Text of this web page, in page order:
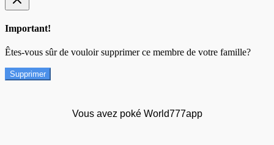
Important!
Êtes-vous sûr de vouloir supprimer ce membre de votre famille?
Supprimer
Vous avez poké World777app